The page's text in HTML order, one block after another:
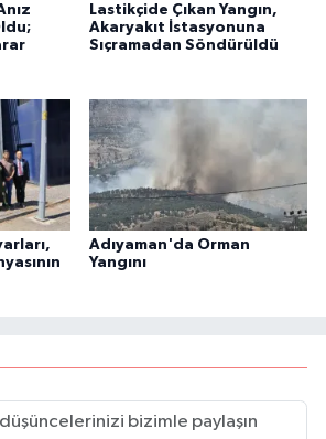
Lastikçide Çıkan Yangın,
Akaryakıt İstasyonuna
Sıçramadan Söndürüldü
Adıyaman'da Orman
Yangını